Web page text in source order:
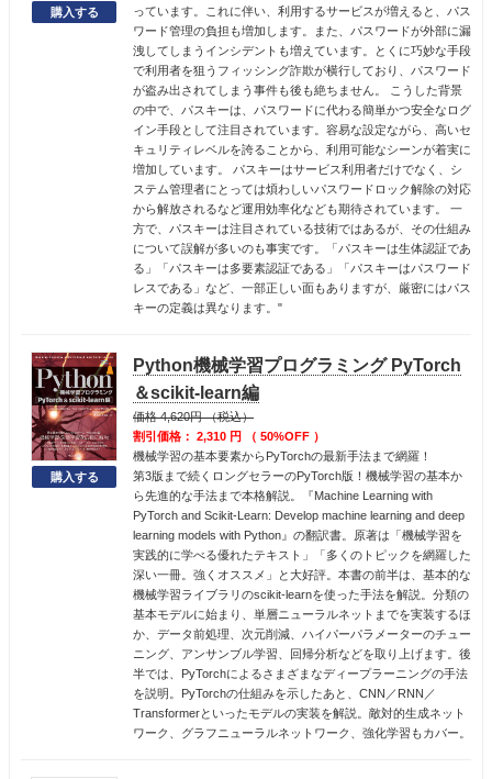
っています。これに伴い、利用するサービスが増えると、パス
ワード管理の負担も増加します。また、パスワードが外部に漏
洩してしまうインシデントも増えています。とくに巧妙な手段
で利用者を狙うフィッシング詐欺が横行しており、パスワード
が盗み出されてしまう事件も後も絶ちません。 こうした背景
の中で、パスキーは、パスワードに代わる簡単かつ安全なログ
イン手段として注目されています。容易な設定ながら、高いセ
キュリティレベルを誇ることから、利用可能なシーンが着実に
増加しています。 パスキーはサービス利用者だけでなく、シ
ステム管理者にとっては煩わしいパスワードロック解除の対応
から解放されるなど運用効率化なども期待されています。 一
方で、パスキーは注目されている技術ではあるが、その仕組み
について誤解が多いのも事実です。「パスキーは生体認証であ
る」「パスキーは多要素認証である」「パスキーはパスワード
レスである」など、一部正しい面もありますが、厳密にはパス
キーの定義は異なります。"
Python機械学習プログラミング PyTorch
＆scikit-learn編
価格 4,620円 （税込）
割引価格： 2,310 円 （ 50%OFF ）
機械学習の基本要素からPyTorchの最新手法まで網羅！
第3版まで続くロングセラーのPyTorch版！機械学習の基本か
ら先進的な手法まで本格解説。『Machine Learning with
PyTorch and Scikit-Learn: Develop machine learning and deep
learning models with Python』の翻訳書。原著は「機械学習を
実践的に学べる優れたテキスト」「多くのトピックを網羅した
深い一冊。強くオススメ」と大好評。本書の前半は、基本的な
機械学習ライブラリのscikit-learnを使った手法を解説。分類の
基本モデルに始まり、単層ニューラルネットまでを実装するほ
か、データ前処理、次元削減、ハイパーパラメーターのチュー
ニング、アンサンブル学習、回帰分析などを取り上げます。後
半では、PyTorchによるさまざまなディープラーニングの手法
を説明。PyTorchの仕組みを示したあと、CNN／RNN／
Transformerといったモデルの実装を解説。敵対的生成ネット
ワーク、グラフニューラルネットワーク、強化学習もカバー。